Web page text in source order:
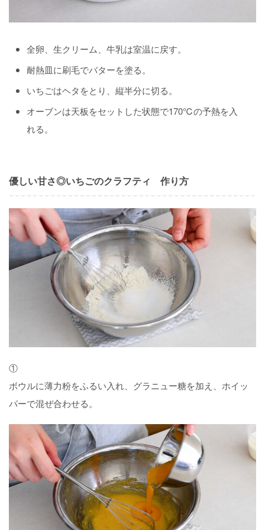
全卵、生クリーム、牛乳は室温に戻す。
耐熱皿に刷毛でバターを塗る。
いちごはヘタをとり、縦半分に切る。
オーブンは天板をセットした状態で170℃の予熱を入
れる。
優しい甘さ◎いちごのクラフティ 作り方
①
ボウルに薄力粉をふるい入れ、グラニュー糖を加え、ホイッ
パーで混ぜ合わせる。